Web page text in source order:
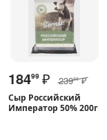
18499 ₽ 23999 ₽
Сыр Российский
Император 50% 200г